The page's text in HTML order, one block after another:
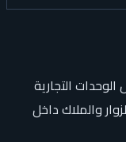
التجارية
والملاك داخل